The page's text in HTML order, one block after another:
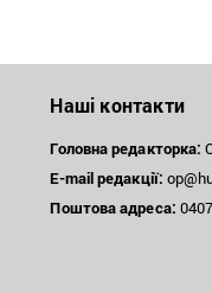
Наші контакти
Головна редакторка:
E-mail редакції:
Поштоваадреса: